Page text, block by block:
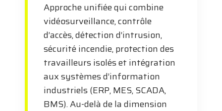
Approche unifiée qui combine
vidéosurveillance, contrôle
d’accès, détection d’intrusion,
sécurité incendie, protection des
travailleurs isolés et intégration
aux systèmes d’information
industriels (ERP, MES, SCADA,
BMS). Au-delà de la dimension